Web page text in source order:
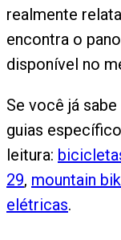
realmente
encontra o
disponível no
Se você já
guias
leitura:
29, mountain
elétricas.